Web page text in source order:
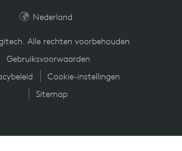
Alle rechten voorbehouden
Gebruiksvoorwaarden
Cookie-instellingen
Sitemap
Nederland